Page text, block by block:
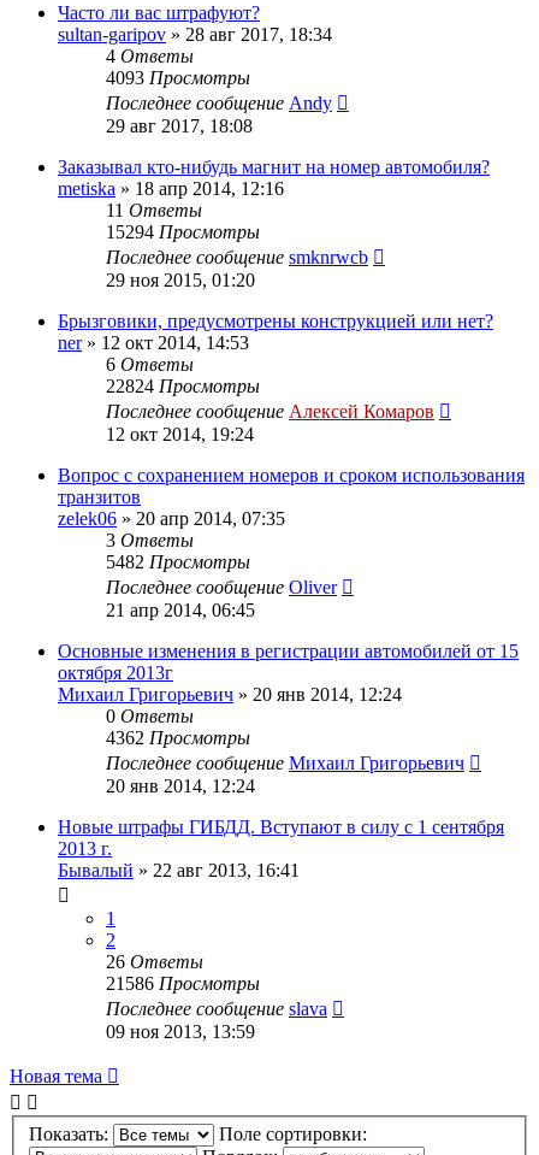
Часто ли вас штрафуют?
sultan-garipov » 28 авг 2017, 18:34
4 Ответы
4093 Просмотры
Последнее сообщение Andy
29 авг 2017, 18:08
Заказывал кто-нибудь магнит на номер автомобиля?
metiska » 18 апр 2014, 12:16
11 Ответы
15294 Просмотры
Последнее сообщение smknrwcb
29 ноя 2015, 01:20
Брызговики, предусмотрены конструкцией или нет?
ner» 12 окт 2014, 14:53
6 Ответы
22824 Просмотры
Последнее сообщение Алексей Комаров
12 окт 2014, 19:24
Вопрос с сохранением номеров и сроком использования
транзитов
zelek06 » 20 апр 2014, 07:35
3 Ответы
5482 Просмотры
Последнее сообщение Oliver
21 апр 2014, 06:45
Основные изменения в регистрации автомобилей от 15
октября 2013г
Михаил Григорьевич » 20 янв 2014, 12:24
0 Ответы
4362 Просмотры
Последнее сообщение Михаил Григорьевич
20 янв 2014, 12:24
Новые штрафы ГИБДД. Вступают в силу с 1 сентября
2013 г.
Бывалый » 22 авг 2013, 16:41
1
2
26 Ответы
21586 Просмотры
Последнее сообщение slava
09 ноя 2013, 13:59
Новая тема
Показать:
Поле сортировки: